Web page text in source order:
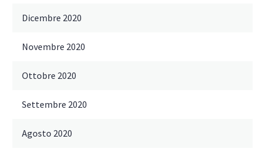
Dicembre 2020
Novembre 2020
Ottobre 2020
Settembre 2020
Agosto 2020